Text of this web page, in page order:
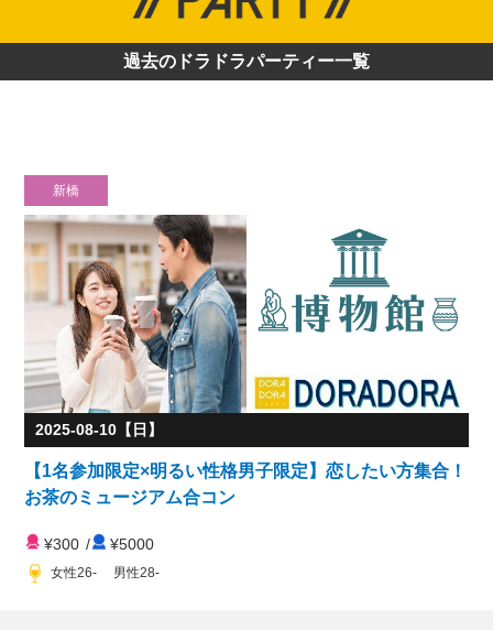
過去のドラドラパーティー一覧
新橋
2025-08-10【日】
【1名参加限定×明るい性格男子限定】恋したい方集合！
お茶のミュージアム合コン
¥300 / ¥5000
女性26- 男性28-